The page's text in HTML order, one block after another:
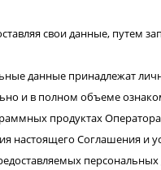
свои данные, путем
данные принадлежат
и в полном объеме
продуктах
настоящего Соглашения и